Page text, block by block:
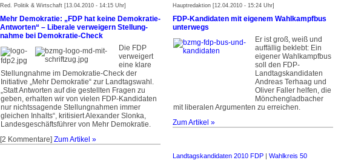
Red. Politik & Wirtschaft [13.04.2010 - 14:15 Uhr]
Mehr Demokratie: „FDP hat keine Demokratie-
Antworten“ – Liberale verweigern Stellung­
nahme bei Demokratie-Check
Die FDP
verweigert
eine klare
Stellungnahme im Demokratie-Check der
Initiative „Mehr Demokratie“ zur Landtagswahl.
„Statt Antworten auf die gestellten Fragen zu
geben, erhalten wir von vielen FDP-Kandidaten
nur nichtssagende Stellungnahmen immer
gleichen Inhalts“, kritisiert Alexander Slonka,
Landesgeschäftsführer von Mehr Demokratie.
[2 Kommentare] Zum Artikel »
Hauptredaktion [12.04.2010 - 15:24 Uhr]
FDP-Kandidaten mit eigenem Wahlkampfbus
unterwegs
Er ist groß, weiß und
auffällig beklebt: Ein
eigener Wahlkampfbus
soll den FDP-
Landtags­kandidaten
Andreas Terhaag und
Oliver Faller helfen, die
Mönchengladbacher
mit liberalen Argumenten zu erreichen.
Zum Artikel »
Landtagskandidaten 2010 FDP | Wahlkreis 50